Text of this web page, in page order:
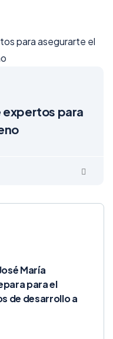
expertos para
María
para el
de desarrollo a